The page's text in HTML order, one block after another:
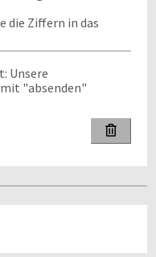
die Ziffern in das
Unsere
mit "absenden"
